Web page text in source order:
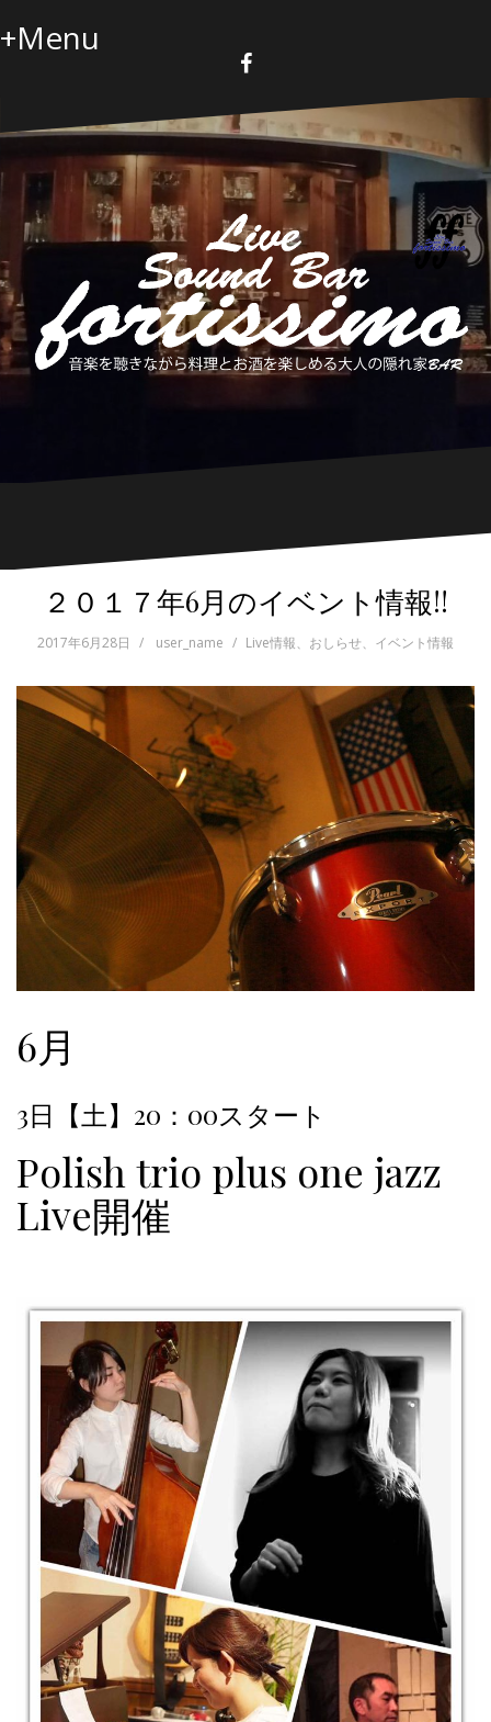
ン
へ
キ
+Menu
c
e
b
o
o
k
２０１７年6月のイベント情報!!
2017年6月28日 user_name Live情報、 おしらせ、 イベント情報
6月
3日【土】20：00スタート
Polish trio plus one jazz
Live開催